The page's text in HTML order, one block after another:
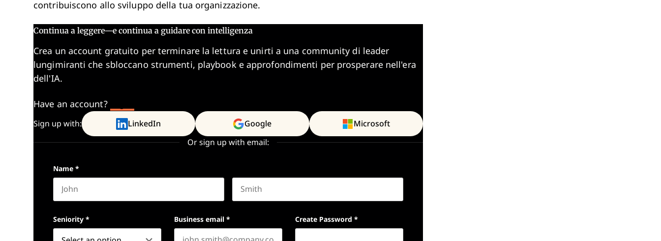
contribuiscono allo sviluppo della tua organizzazione.
Continua a leggere—e continua a guidare con intelligenza
Crea un account gratuito per terminare la lettura e unirti a una community di leader
lungimiranti che sbloccano strumenti, playbook e approfondimenti per prosperare nell'era
dell'IA.
Have an account?
Sign up with: LinkedIn Google Microsoft
Or sign up with email:
Name *
Seniority * Business email * Create Password *